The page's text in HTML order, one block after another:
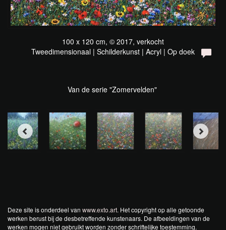
100 x 120 cm, © 2017, verkocht
Tweedimensionaal | Schilderkunst | Acryl | Op doek
Van de serie "Zomervelden"
Deze site is onderdeel van www.exto.art. Het copyright op alle getoonde
werken berust bij de desbetreffende kunstenaars. De afbeeldingen van de
werken mogen niet gebruikt worden zonder schriftelijke toestemming.